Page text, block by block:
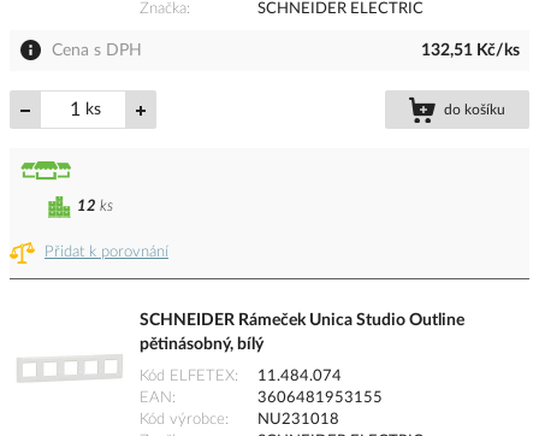
Značka
SCHNEIDER ELECTRIC
Cena s DPH 132,51 Kč/ks
ks do košíku
Přidat k porovnání
12 ks
SCHNEIDER Rámeček Unica Studio Outline
pětinásobný, bílý
Kód ELFETEX
11.484.074
EAN
3606481953155
Kód výrobce
NU231018